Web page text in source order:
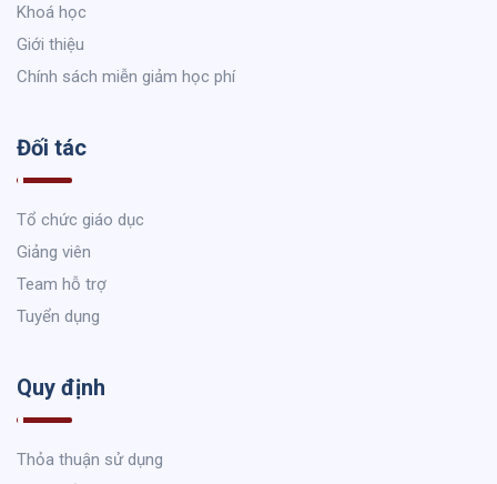
Khoá học
Giới thiệu
Chính sách miễn giảm học phí
Đối tác
Tổ chức giáo dục
Giảng viên
Team hỗ trợ
Tuyển dụng
Quy định
Thỏa thuận sử dụng